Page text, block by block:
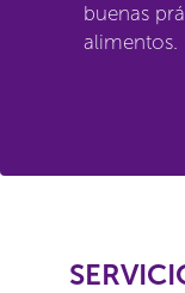
buenas
alimentos.